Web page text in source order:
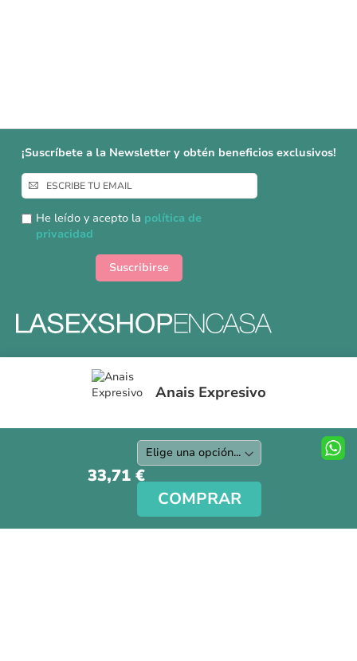
Anais Expresivo
33,71 €
COMPRAR
¡Suscríbete a la Newsletter y obtén beneficios exclusivos!
Inscríbase
a
nuestro
boletín
He leído y acepto la política de
privacidad
Suscribirse
Formas y gastos de envíos
Protección a Compradores
Nuestra Tienda
Síguenos en nuestras redes sociales